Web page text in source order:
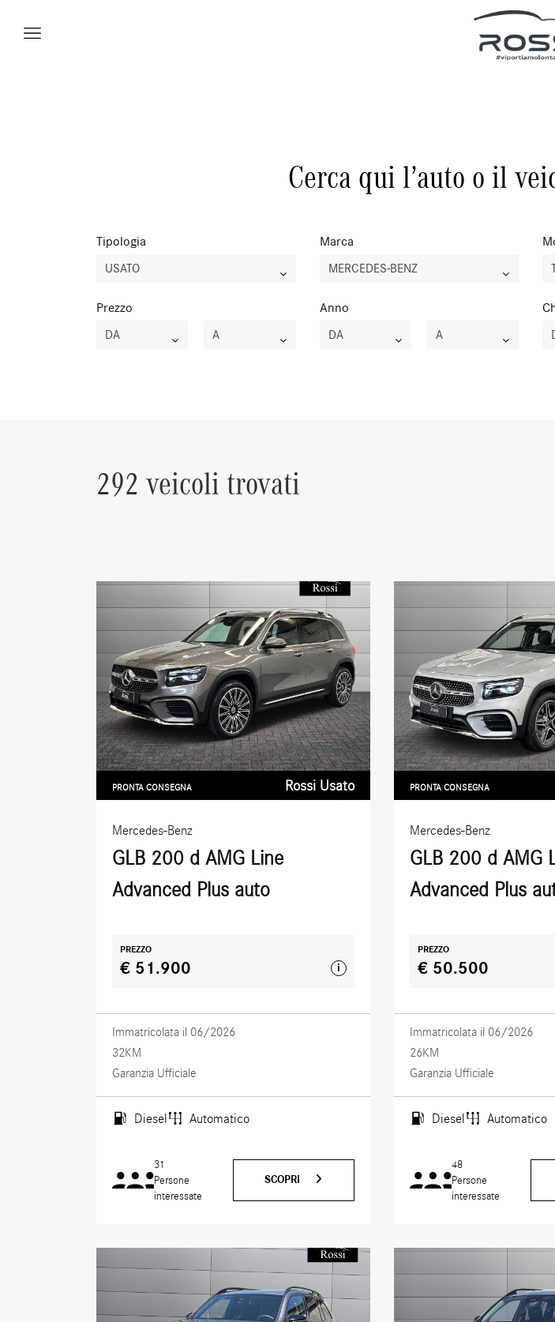
Accessori e
Collection
Cerca qui l’auto o il
Tipologia
USATO
Marca
MERCEDES-BENZ
Prezzo
DA A
Anno
DA A
292 veicoli trovati
Mercedes-Benz
GLB 200 d AMG Line
Advanced Plus auto
PRONTA CONSEGNA Rossi Usato
PREZZO
€ 51.900 i
Immatricolata il 06/2026
32KM
Garanzia Ufficiale
Diesel Automatico
31
Persone
interessate
SCOPRI
Mercedes-Benz
GLB 200 d AMG
Advanced Plus
PRONTA CONSEGNA
PREZZO
€ 50.500
Immatricolata il 06/2026
26KM
Garanzia Ufficiale
Diesel Automatico
48
Persone
interessate